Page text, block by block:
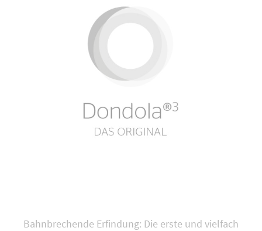
Bahnbrechende Erfindung: Die erste und vielfach